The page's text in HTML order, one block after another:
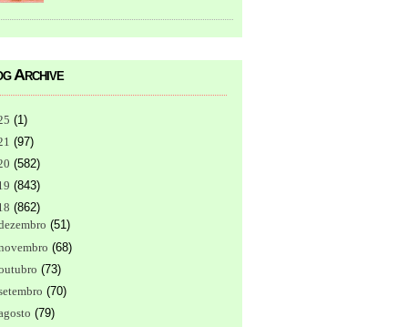
Archive
(1 )
(97)
(582)
(843)
(862)
(51)
(68)
(73)
(70)
(79)